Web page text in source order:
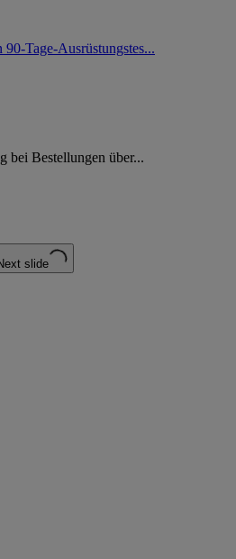
Tage-Ausrüstungstes...
bei Bestellungen über...
slide